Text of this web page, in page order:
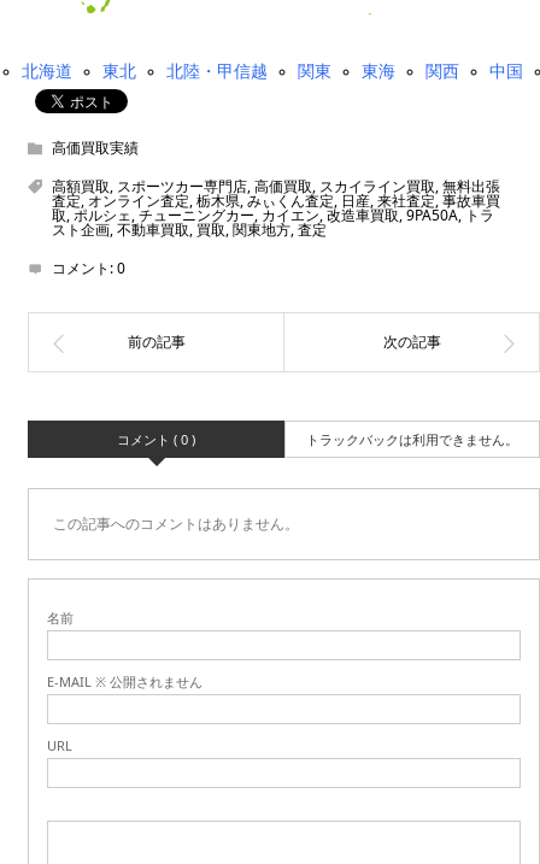
北海道 東北 北陸・甲信越 関東 東海 関西 中国
高価買取実績
高額買取, スポーツカー専門店,高価買取, スカイライン買取,無料出張
査定, オンライン査定,栃木県,みぃくん査定, 日産,来社査定,事故車買
取,ポルシェ,チューニングカー, カイエン,改造車買取,9PA50A, トラ
スト企画,不動車買取, 買取,関東地方,査定
コメント:0
コメント ( 0 ) トラックバックは利用できません。
この記事へのコメントはありません。
名前
E-MAIL ※ 公開されません
URL